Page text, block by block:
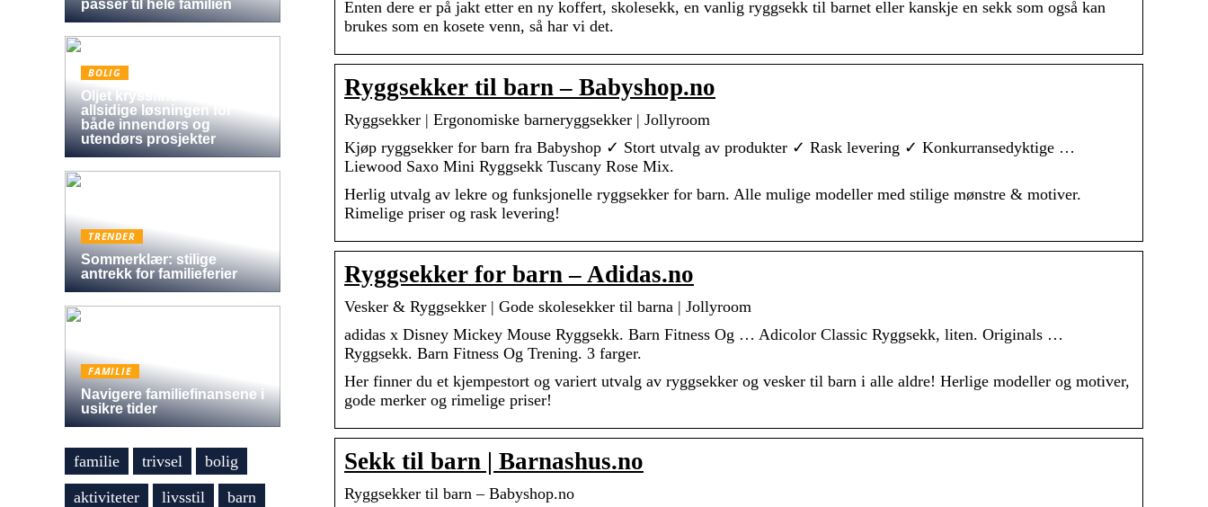
Enten dere er på jakt etter en ny koffert, skolesekk, en vanlig ryggsekk til barnet eller kanskje en sekk som også kan
brukes som en kosete venn, så har vi det.
Ryggsekker til barn – Babyshop.no
Ryggsekker | Ergonomiske barneryggsekker | Jollyroom
Kjøp ryggsekker for barn fra Babyshop ✓ Stort utvalg av produkter ✓ Rask levering ✓ Konkurransedyktige …
Liewood Saxo Mini Ryggsekk Tuscany Rose Mix.
Herlig utvalg av lekre og funksjonelle ryggsekker for barn. Alle mulige modeller med stilige mønstre & motiver.
Rimelige priser og rask levering!
Ryggsekker for barn – Adidas.no
Vesker & Ryggsekker | Gode skolesekker til barna | Jollyroom
adidas x Disney Mickey Mouse Ryggsekk. Barn Fitness Og … Adicolor Classic Ryggsekk, liten. Originals …
Ryggsekk. Barn Fitness Og Trening. 3 farger.
Her finner du et kjempestort og variert utvalg av ryggsekker og vesker til barn i alle aldre! Herlige modeller og motiver,
gode merker og rimelige priser!
Sekk til barn | Barnashus.no
Ryggsekker til barn – Babyshop.no
passer til hele familien
BOLIG
Oljet kryssfiner: Den
allsidige løsningen for
både innendørs og
utendørs prosjekter
TRENDER
Sommerklær: stilige
antrekk for familieferier
FAMILIE
Navigere familiefinansene i
usikre tider
familie trivsel
bolig
aktiviteter
livsstil
barn